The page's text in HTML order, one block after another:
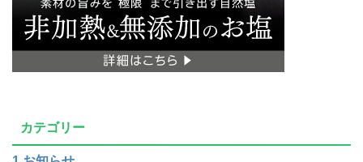
カテゴリー